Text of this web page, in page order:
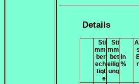
Details
Sti
mm
ber
ech
tigt
e
Sti
mm
bet
eilig
ung
in
%